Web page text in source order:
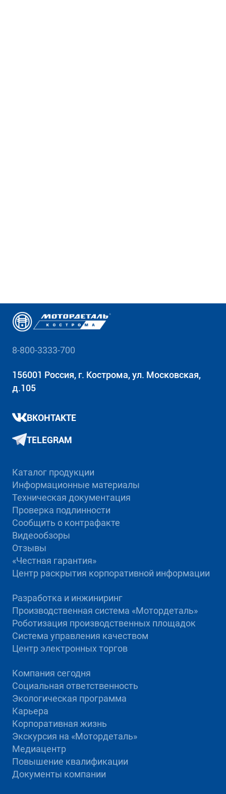
8-800-3333-700
156001 Россия, г. Кострома, ул. Московская,
д.105
ВКОНТАКТЕ
TELEGRAM
Каталог продукции
Информационные материалы
Техническая документация
Проверка подлинности
Сообщить о контрафакте
Видеообзоры
Отзывы
«Честная гарантия»
Центр раскрытия корпоративной информации
Разработка и инжиниринг
Производственная система «Mотордеталь»
Роботизация производственных площадок
Система управления качеством
Центр электронных торгов
Компания сегодня
Социальная ответственность
Экологическая программа
Карьера
Корпоративная жизнь
Экскурсия на «Мотордеталь»
Медиацентр
Повышение квалификации
Документы компании